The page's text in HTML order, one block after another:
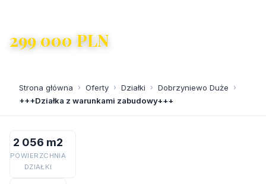
299 000 PLN
Strona główna › Oferty › Działki › Dobrzyniewo Duże ›
+++Działka z warunkami zabudowy+++
2 056 m2
POWIERZCHNIA
DZIAŁKI